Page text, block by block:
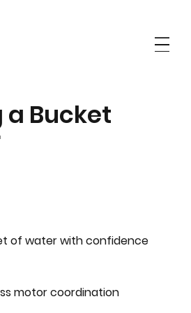
Bucket
of water with confidence
motor coordination